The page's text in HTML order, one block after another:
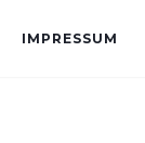
IMPRESSUM